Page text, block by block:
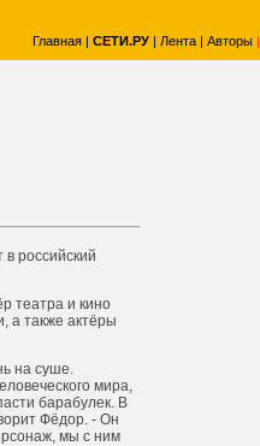
Главная | СЕТИ.РУ | Лента | Авторы |
российский
театра и кино
а также актёры
на суше.
мира,
барабулек. В
Фёдор. - Он
мы с ним